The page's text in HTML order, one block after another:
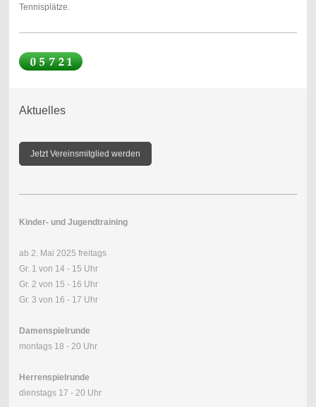
Tennisplätze.
Aktuelles
Jetzt Vereinsmitglied werden
Kinder- und Jugendtraining
ab 2. Mai 2025 freitags
Gr. 1 von 14 - 15 Uhr
Gr. 2 von 15 - 16 Uhr
Gr. 3 von 16 - 17 Uhr
Damenspielrunde
montags 18 - 20 Uhr
Herrenspielrunde
dienstags 17 - 20 Uhr